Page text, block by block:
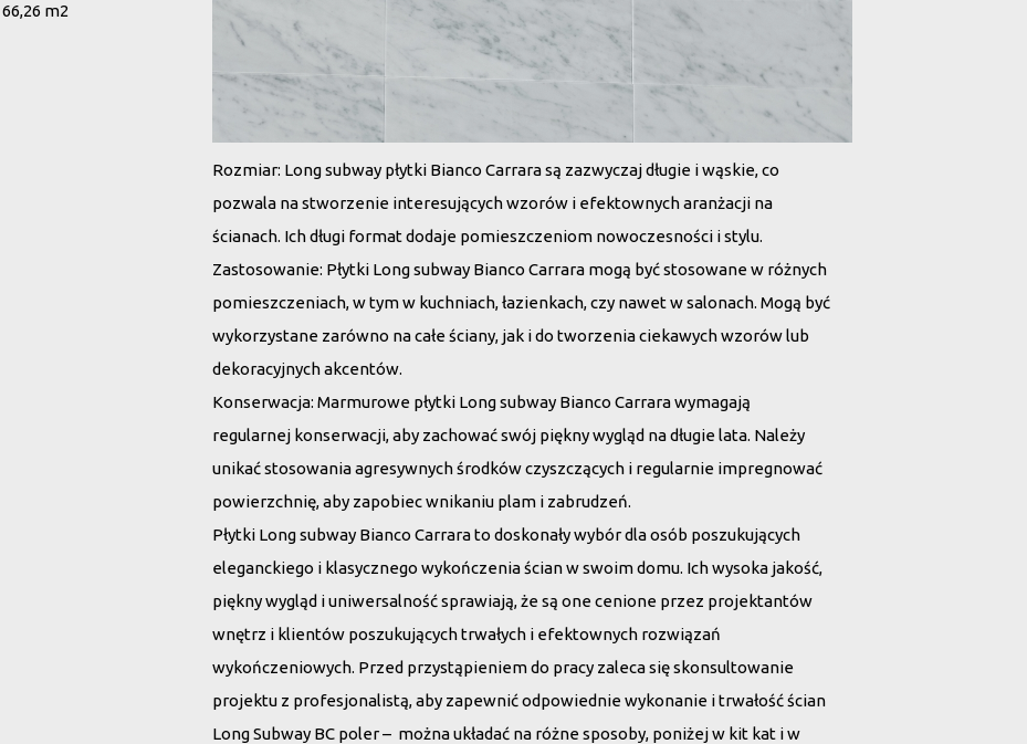
66,26 m2
Rozmiar: Long subway płytki Bianco Carrara są zazwyczaj długie i wąskie, co
pozwala na stworzenie interesujących wzorów i efektownych aranżacji na
ścianach. Ich długi format dodaje pomieszczeniom nowoczesności i stylu.
Zastosowanie: Płytki Long subway Bianco Carrara mogą być stosowane w różnych
pomieszczeniach, w tym w kuchniach, łazienkach, czy nawet w salonach. Mogą być
wykorzystane zarówno na całe ściany, jak i do tworzenia ciekawych wzorów lub
dekoracyjnych akcentów.
Konserwacja: Marmurowe płytki Long subway Bianco Carrara wymagają
regularnej konserwacji, aby zachować swój piękny wygląd na długie lata. Należy
unikać stosowania agresywnych środków czyszczących i regularnie impregnować
powierzchnię, aby zapobiec wnikaniu plam i zabrudzeń.
Płytki Long subway Bianco Carrara to doskonały wybór dla osób poszukujących
eleganckiego i klasycznego wykończenia ścian w swoim domu. Ich wysoka jakość,
piękny wygląd i uniwersalność sprawiają, że są one cenione przez projektantów
wnętrz i klientów poszukujących trwałych i efektownych rozwiązań
wykończeniowych. Przed przystąpieniem do pracy zaleca się skonsultowanie
projektu z profesjonalistą, aby zapewnić odpowiednie wykonanie i trwałość ścian
Long Subway BC poler – można układać na różne sposoby, poniżej w kit kat i w